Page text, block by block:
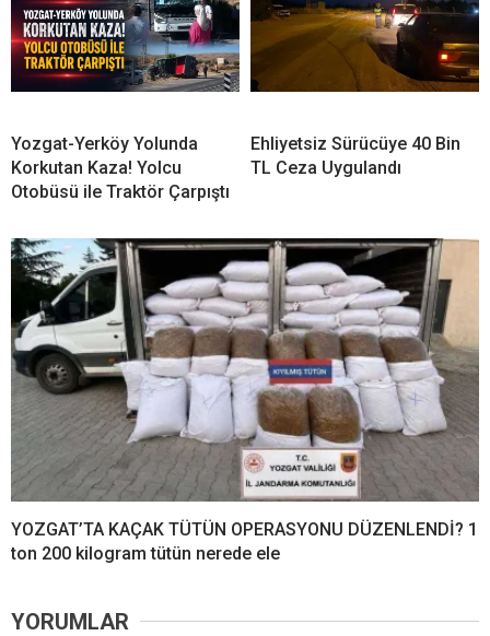
Yozgat-Yerköy Yolunda
Korkutan Kaza! Yolcu
Otobüsü ile Traktör Çarpıştı
Ehliyetsiz Sürücüye 40 Bin
TL Ceza Uygulandı
YOZGAT’TA KAÇAK TÜTÜN OPERASYONU DÜZENLENDİ? 1
ton 200 kilogram tütün nerede ele
YORUMLAR